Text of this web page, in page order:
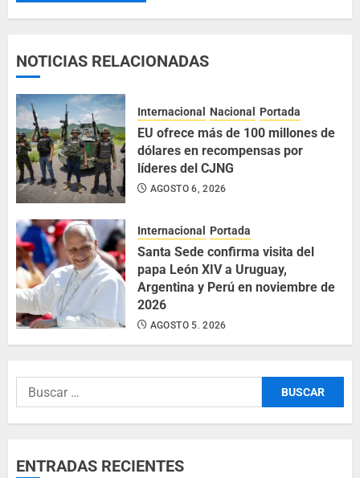
NOTICIAS RELACIONADAS
Internacional Nacional Portada
EU ofrece más de 100 millones de
dólares en recompensas por
líderes del CJNG
AGOSTO 6, 2026
Internacional Portada
Santa Sede confirma visita del
papa León XIV a Uruguay,
Argentina y Perú en noviembre de
2026
AGOSTO 5, 2026
ENTRADAS RECIENTES